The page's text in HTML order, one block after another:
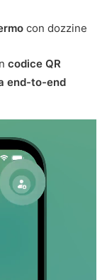
con dozzine
codice QR
end-to-end